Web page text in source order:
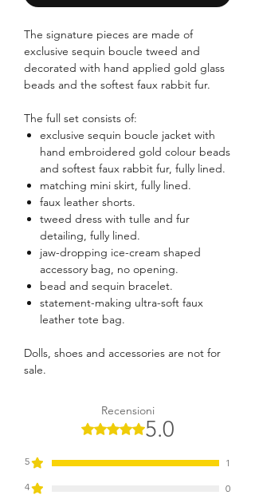
The signature pieces are made of
exclusive sequin boucle tweed and
decorated with hand applied gold glass
beads and the softest faux rabbit fur.
The full set consists of:
exclusive sequin boucle jacket with
hand embroidered gold colour beads
and softest faux rabbit fur, fully lined.
matching mini skirt, fully lined.
faux leather shorts.
tweed dress with tulle and fur
detailing, fully lined.
jaw-dropping ice-cream shaped
accessory bag, no opening.
bead and sequin bracelet.
statement-making ultra-soft faux
leather tote bag.
Dolls, shoes and accessories are not for
sale.
Recensioni
Valutazione 5 stelle su 5.
5.0
5
1
4
0